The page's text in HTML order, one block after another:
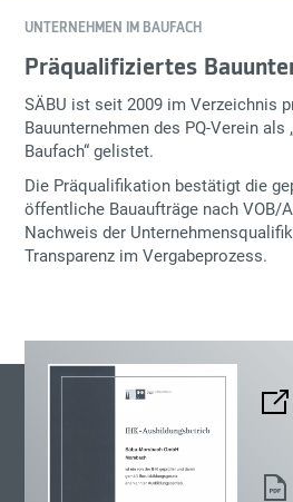
UNTERNEHMEN IM BAUFACH
Präqualifiziertes
SÄBU ist seit 2009 im Verzeichnis
Bauunternehmen des PQ-Vereinals
Baufach“ gelistet.
Die Präqualifikation bestätigt die
öffentliche Bauaufträge nach VOB/A
Nachweis der
Transparenz im Vergabeprozess.